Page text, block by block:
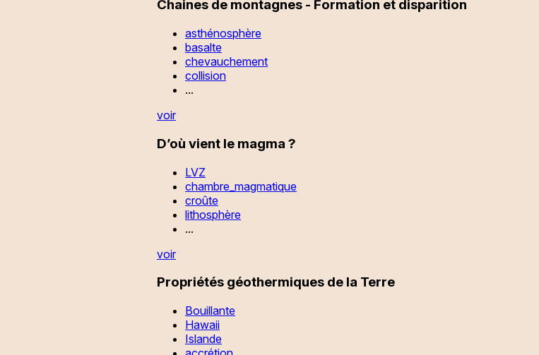
Chaines de montagnes - Formation et disparition
asthénosphère
basalte
chevauchement
collision
...
voir
D’où vient le magma ?
LVZ
chambre_magmatique
croûte
lithosphère
...
voir
Propriétés géothermiques de la Terre
Bouillante
Hawaii
Islande